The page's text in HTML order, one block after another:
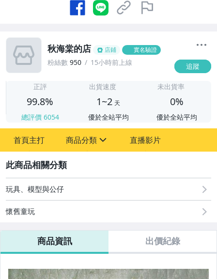
秋海棠的店 店鋪 實名驗證
粉絲數 950 15小時前上線 追蹤
正評
99.8%
總評價 6054
出貨速度
1~2 天
優於全站平均
未出貨率
0%
優於全站平均
首頁主打 商品分類
其它
直播影片
玩具、模型與公仔
懷舊童玩
商品資訊 出價紀錄